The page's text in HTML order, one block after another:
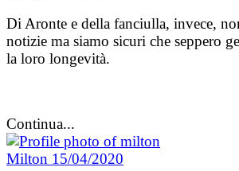
Di Aronte e della fanciulla, invece,
notizie ma siamo sicuri che seppero
la loro longevità.
Continua...
Milton 15/04/2020